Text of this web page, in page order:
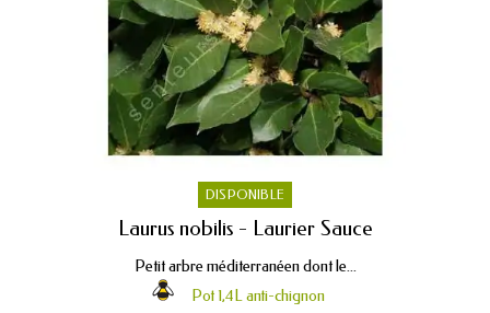
DISPONIBLE
Laurus nobilis - Laurier Sauce
Petit arbre méditerranéen dont le...
Pot 1,4L anti-chignon